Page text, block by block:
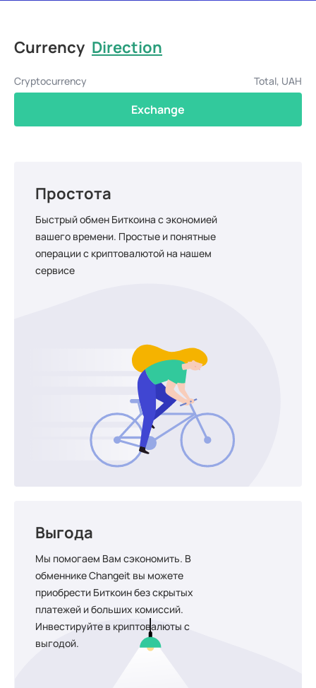
Currency Direction
Cryptocurrency Total, UAH
Exchange
Простота
Быстрый обмен Биткоина с экономией
вашего времени. Простые и понятные
операции с криптовалютой на нашем
сервисе
Выгода
Мы помогаем Вам сэкономить. В
обменнике Changeit вы можете
приобрести Биткоин без скрытых
платежей и больших комиссий.
Инвестируйте в криптовалюты с
выгодой.